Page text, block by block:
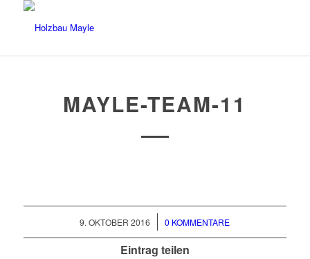
MAYLE-TEAM-11
9. OKTOBER 2016
/ 0 KOMMENTARE
Eintrag teilen